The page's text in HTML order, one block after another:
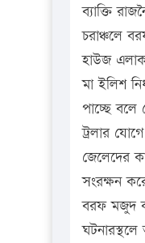
ব্যাক্তি
চরাঞ্চলে
হাউজ
মা ইলিশ
পাচ্ছে
ট্রলার
জেলেদের
সংরক্ষন
বরফ মজুদ